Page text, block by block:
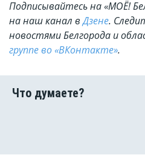
Подписывайтесь на «МОЁ!
на наш канал вДзене.
новостями Белгорода и
группе во «ВКонтакте».